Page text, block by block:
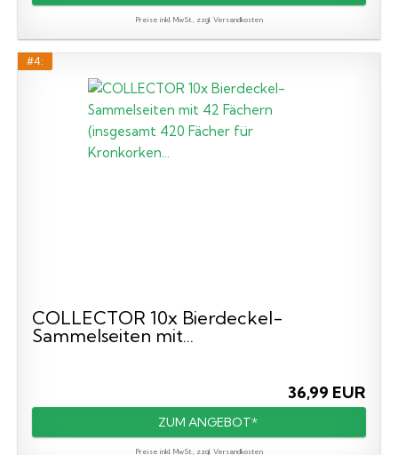
Preise inkl. MwSt., zzgl. Versandkosten
#4:
COLLECTOR 10x Bierdeckel-
Sammelseiten mit...
36,99 EUR
ZUM ANGEBOT*
Preise inkl. MwSt., zzgl. Versandkosten